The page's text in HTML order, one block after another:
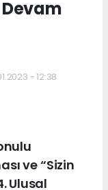
- 12:38
ve “Sizin
Ulusal